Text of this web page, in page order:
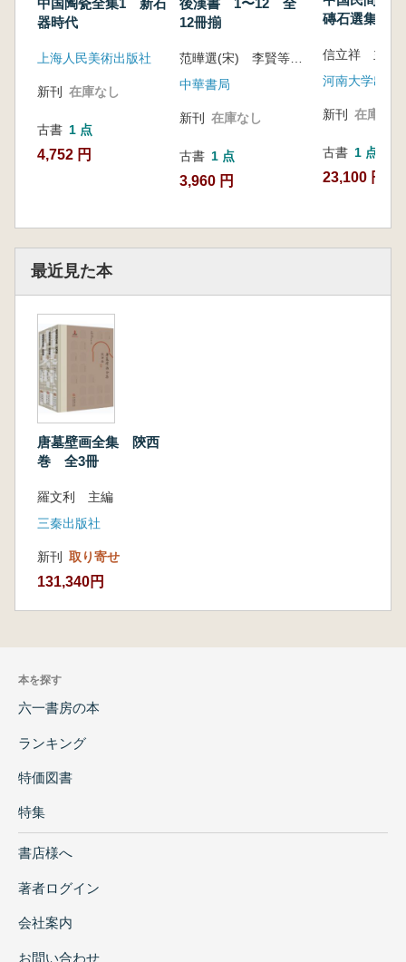
器時代
上海人民美術出版社
新刊 在庫なし
古書 1 点
4,752 円
12冊揃
中華書局
新刊 在庫なし
古書 1 点
3,960 円
磚石選集 四
河南大学出版
新刊 在庫なし
古書 1 点
23,100 円
最近見た本
唐墓壁画全集 陝西
巻 全3冊
羅文利 主編
三秦出版社
新刊 取り寄せ
131,340円
本を探す
六一書房の本
ランキング
特価図書
特集
書店様へ
著者ログイン
会社案内
お問い合わせ